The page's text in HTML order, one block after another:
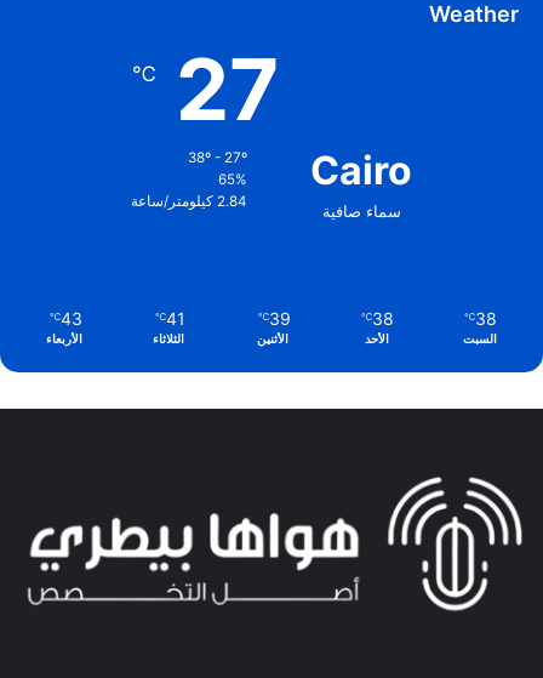
Weather
Cairo
سماء صافية
27
℃
65%
2.84 كيلومتر/ساعة
38
℃
السبت
38
℃
الأحد
39
℃
الأثنين
41
℃
الثلاثاء
43
℃
الأربعاء